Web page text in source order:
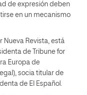
de expresión deben
en un mecanismo
Nueva Revista, está
de Tribune for
Europa de
socia titular de
de El Español.